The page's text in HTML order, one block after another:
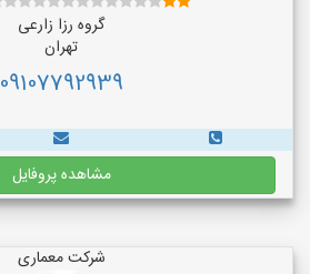
گروه رزا زارعی
تهران
09107792939
مشاهده پروفایل
شرکت معماری